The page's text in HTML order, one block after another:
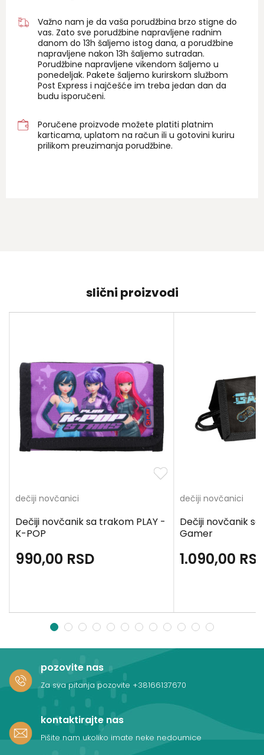
Važno nam je da vaša porudžbina brzo stigne do
vas. Zato sve porudžbine napravljene radnim
danom do 13h šaljemo istog dana, a porudžbine
napravljene nakon 13h šaljemo sutradan.
Porudžbine napravljene vikendom šaljemo u
ponedeljak. Pakete šaljemo kurirskom službom
Post Express i najčešće im treba jedan dan da
budu isporučeni.
Poručene proizvode možete platiti platnim
karticama, uplatom na račun ili u gotovini kuriru
prilikom preuzimanja porudžbine.
slični proizvodi
dečiji novčanici
Dečiji novčanik sa trakom PLAY -
K-POP
990,00 RSD
dečiji novčanici
Dečiji novčanik
Gamer
1.090,00
1 2 3 4 5 6 7 8 9 10 11 12
pozovite nas
Za sva pitanja pozovite +38166137670
kontaktirajte nas
Pišite nam ukoliko imate neke nedoumice